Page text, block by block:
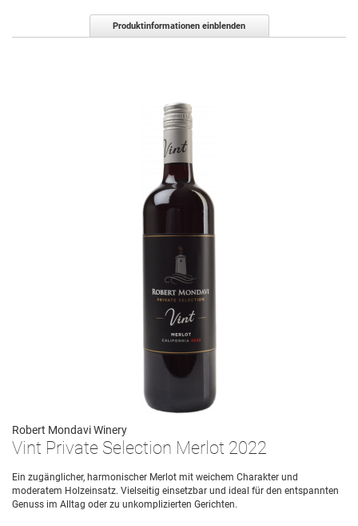
Produktinformationen einblenden
Robert Mondavi Winery
Vint Private Selection Merlot 2022
Ein zugänglicher, harmonischer Merlot mit weichem Charakter und
moderatem Holzeinsatz. Vielseitig einsetzbar und ideal für den entspannten
Genuss im Alltag oder zu unkomplizierten Gerichten.